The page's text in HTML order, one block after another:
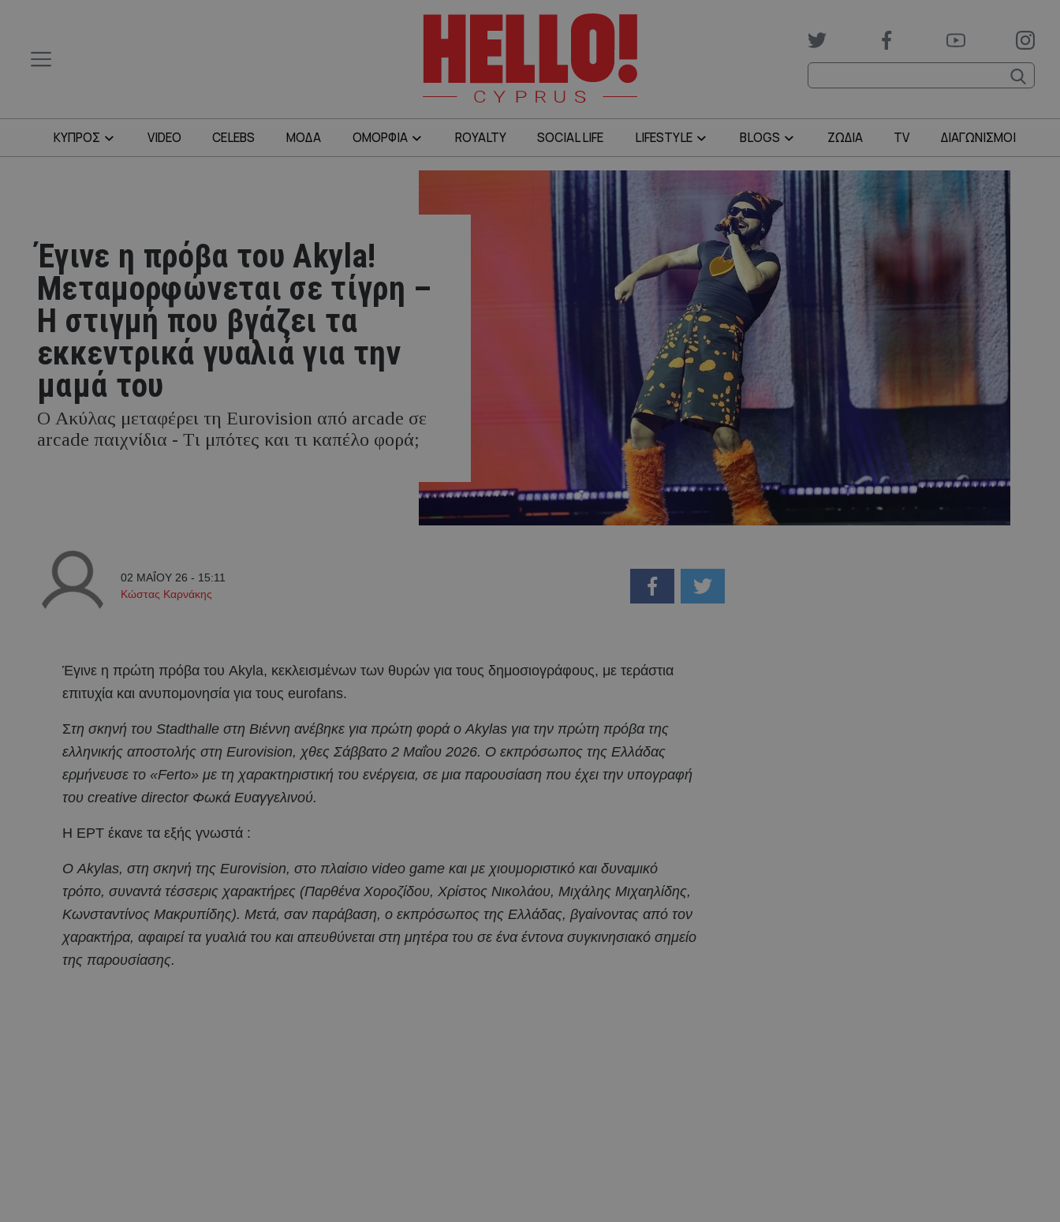
ΚΥΠΡΟΣ VIDEO CELEBS ΜΟΔΑ ΟΜΟΡΦΙΑ ROYALTY SOCIAL LIFE LIFESTYLE BLOGS ΖΩΔΙΑ TV ΔΙΑΓΩΝΙΣΜΟΙ
Έγινε η πρόβα του Akyla!
Μεταμορφώνεται σε τίγρη –
Η στιγμή που βγάζει τα
εκκεντρικά γυαλιά για την
μαμά του
Ο Ακύλας μεταφέρει τη Eurovision από arcade σε
arcade παιχνίδια - Tι μπότες και τι καπέλο φορά;
02 ΜΑΪ́ΟΥ 26 - 15:11
Κώστας Καρνάκης
Έγινε η πρώτη πρόβα του Akyla, κεκλεισμένων των θυρών για τους δημοσιογράφους, με τεράστια
επιτυχία και ανυπομονησία για τους eurofans.
Στη σκηνή του Stadthalle στη Βιέννη ανέβηκε για πρώτη φορά ο Akylas για την πρώτη πρόβα της
ελληνικής αποστολής στη Eurovision, χθες Σάββατο 2 Μαΐου 2026. Ο εκπρόσωπος της Ελλάδας
ερμήνευσε το «Ferto» με τη χαρακτηριστική του ενέργεια, σε μια παρουσίαση που έχει την υπογραφή
του creative director Φωκά Ευαγγελινού.
Η ΕΡΤ έκανε τα εξής γνωστά :
Ο Akylas, στη σκηνή της Eurovision, στο πλαίσιο video game και με χιουμοριστικό και δυναμικό
τρόπο, συναντά τέσσερις χαρακτήρες (Παρθένα Χοροζίδου, Χρίστος Νικολάου, Μιχάλης Μιχαηλίδης,
Κωνσταντίνος Μακρυπίδης). Μετά, σαν παράβαση, ο εκπρόσωπος της Ελλάδας, βγαίνοντας από τον
χαρακτήρα, αφαιρεί τα γυαλιά του και απευθύνεται στη μητέρα του σε ένα έντονα συγκινησιακό σημείο
της παρουσίασης.